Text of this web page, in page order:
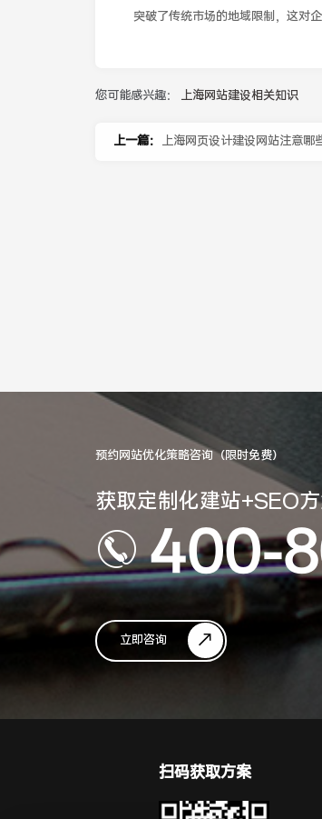
突破了传统市场的地域限制，这对
您可能感兴趣： 上海网站建设相关知识
上一篇： 上海网页设计建设网站注意哪
预约网站优化策略咨询（限时免费）
获取定制化建站+SEO
400-
立即咨询
扫码获取方案